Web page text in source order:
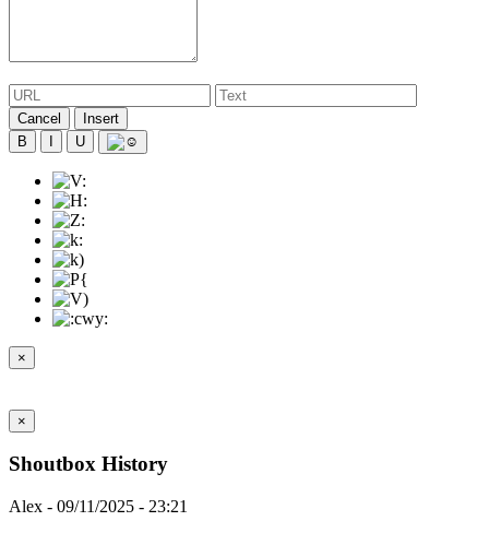
Cancel
Insert
B
U
×
×
Shoutbox History
Alex - 09/11/2025 - 23:21